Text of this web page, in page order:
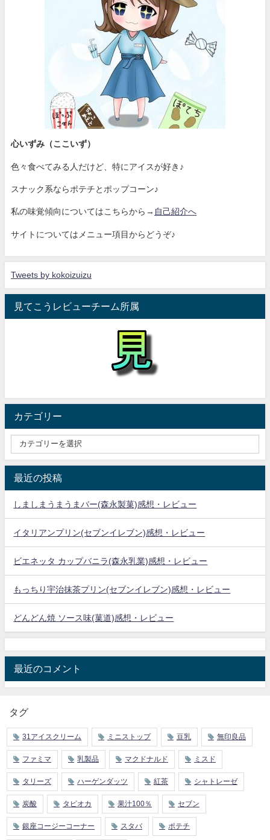
心いずみ（ここいず）
色々食べてみる人だけど、特にアイスが好き♪
スナック系ならポテチとポップコーン♪
私の味覚傾向についてはこちらから→ 自己紹介へ
サイトについてはメニュー項目からどうぞ♪
Tweets by kokoizuizu
見てこうレビューチーム所属
カテゴリー
最近の投稿
しましまうまうまバー(森永製菓)感想・レビュー
イタリアンプリン(セブンイレブン)感想・レビュー
ビエネッタ カップバニラ(森永乳業)感想・レビュー
もっちり宇治抹茶プリン(セブンイレブン)感想・レビュー
どんどん焼 ソース味(菓道)感想・レビュー
最近のコメント
タグ
31アイスクリーム ミニストップ 豆乳 無印良品
ファミマ 乳製品 マクドナルド ミスド
タリーズ ハーゲンダッツ 紅茶 シャトレーゼ
炭酸 タピオカ 果汁100％ セブン
銀座コージーコーナー スタバ ポテチ